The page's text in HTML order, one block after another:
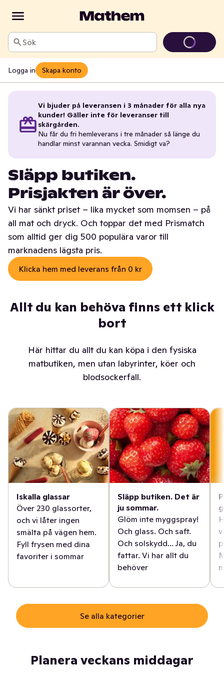
Sök
Logga in Skapa konto
Vi bjuder på leveransen i 3 månader för alla nya
kunder! Gäller inte för leveranser till
skärgården.
Nu får du fri hemleverans i tre månader så länge du
handlar minst varannan vecka. Smidigt va?
Släpp butiken.
Prisjakten är över.
Vi har sänkt priset – lika mycket som momsen – på
all mat och dryck. Och toppar det med Prismatch
som alltid ger dig 500 populära varor till
marknadens lägsta pris.
Klicka hem med leverans från 0 kr
Allt du kan behöva finns ett klick
bort
Här hittar du allt du kan köpa i den fysiska
matbutiken, men utan labyrinter, köer och
blodsockerfall.
Iskalla glassar
Över 230 glassorter,
och vi låter ingen
smälta på vägen hem.
Fyll frysen med dina
favoriter i sommar
Släpp butiken. Det är
ju sommar.
Glöm inte myggspray!
Och glass. Och saft.
Och solskydd... Ja, du
fattar. Vi har allt du
behöver
Se alla kategorier
Planera veckans middagar